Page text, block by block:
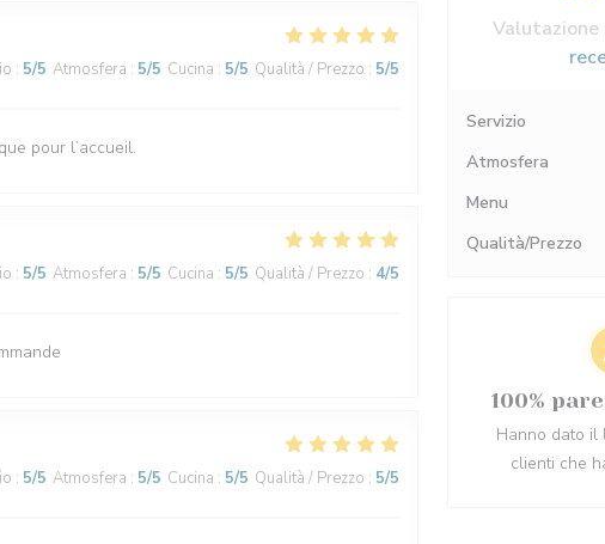
: 5/5 Atmosfera : 5/5 Cucina : 5/5 Qualità / Prezzo : 5/5
pour l’accueil.
: 5/5 Atmosfera : 5/5 Cucina : 5/5 Qualità / Prezzo : 4/5
: 5/5 Atmosfera : 5/5 Cucina : 5/5 Qualità / Prezzo : 5/5
Servizio
Atmosfera
Menu
Qualità/Prezzo
100%
Hanno dato il
clienti che